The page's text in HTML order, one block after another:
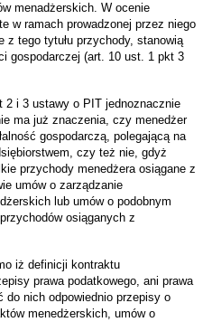
menadżerskich. W ocenie
w ramach prowadzonej przez niego
z tego tytułu przychody, stanowią
gospodarczej (art. 10 ust. 1 pkt 3
i 3 ustawy o PIT jednoznacznie
ma już znaczenia, czy menedżer
gospodarczą, polegającą na
czy też nie, gdyż
przychody menedżera osiągane z
umów o zarządzanie
lub umów o podobnym
osiąganych z
iż definicji kontraktu
prawa podatkowego, ani prawa
nich odpowiednio przepisy o
menedżerskich, umów o